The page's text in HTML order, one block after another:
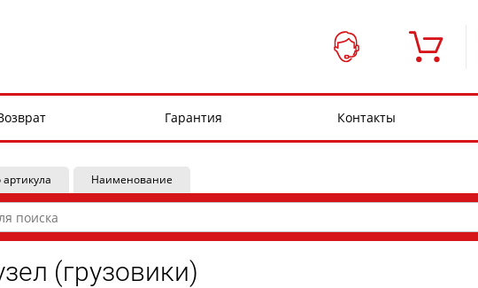
Гарантия Контакты
Наименование
(грузовики)